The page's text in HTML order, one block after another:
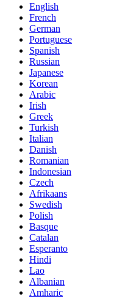
English
French
German
Portuguese
Spanish
Russian
Japanese
Korean
Arabic
Irish
Greek
Turkish
Italian
Danish
Romanian
Indonesian
Czech
Afrikaans
Swedish
Polish
Basque
Catalan
Esperanto
Hindi
Lao
Albanian
Amharic